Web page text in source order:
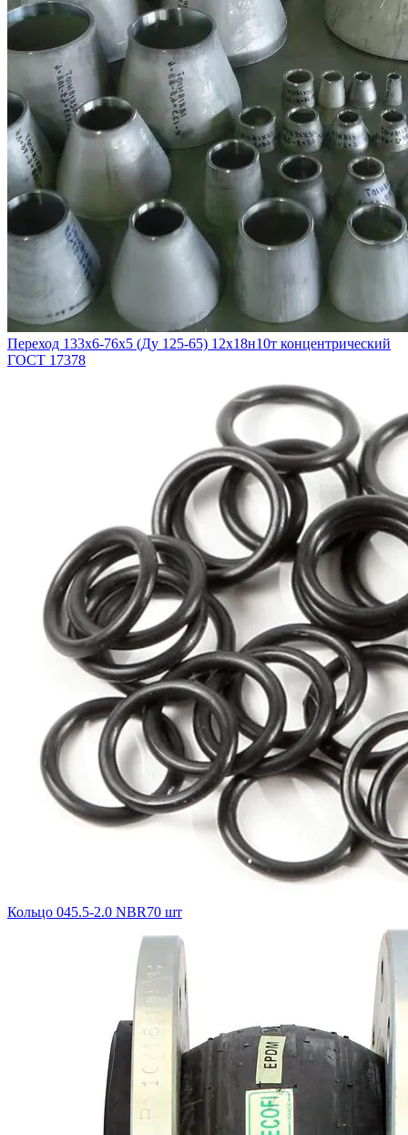
Переход 133х6-76х5 (Ду 125-65) 12х18н10т концентрический
ГОСТ 17378
Кольцо 045.5-2.0 NBR70 шт